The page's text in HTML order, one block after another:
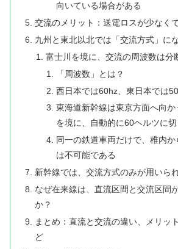
向いている場合がある
交流のメリット：送電ロスが少なく
九州と東北以北では「交流方式」に
富士川を境に、交流の周波数は分
「周波数」とは？
西日本では60hz、東日本では
東海道新幹線は東京方面へ向か
を境に、自動的に60ヘルツに
同一の鉄道車両だけで、稚内
は不可能である
新幹線では、交流方式のみが用いら
なぜ在来線は、直流区間と交流区間
か？
まとめ：直流と交流の違い、メリッ
ど